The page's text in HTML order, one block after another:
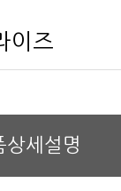
이즈
상세설명